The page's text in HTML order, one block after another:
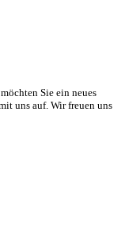
Sie ein neues
uns auf. Wir freuen uns